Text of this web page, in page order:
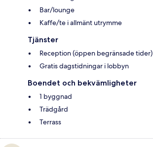
Bar/lounge
Kaffe/te i allmänt utrymme
Tjänster
Reception (öppen begränsade tider)
Gratis dagstidningar i lobbyn
Boendet och bekvämligheter
1 byggnad
Trädgård
Terrass